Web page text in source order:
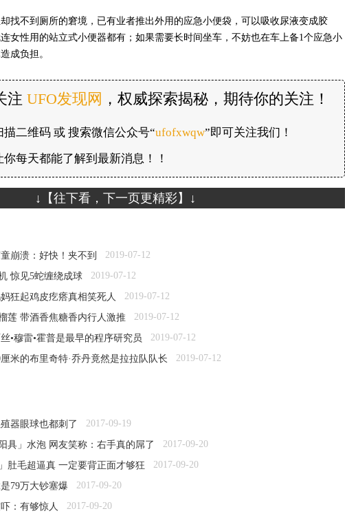
找不到厕所的窘境，已有业者推出外用的应急小便袋，可以吸收尿液变成胶
女性用的站立式小便器都有；如果需要长时间坐车，不妨也在车上备1个应急小
成负担。
注 UFO发现网 ，权威探索揭秘，期待你的关注！
描二维码 或 搜索微信公众号“ufofxwqw”即可关注我们！
你每天都能了解到最新消息！！
↓【往下看，下一页更精彩】↓
崩溃：好快！夹不到 2019-07-12
惊见5蛇缠绕成球 2019-07-12
狂起鸡皮疙瘩真相笑死人 2019-07-12
莲 带酒香焦糖香内行人激推 2019-07-12
•穆雷•霍普是最早的程序研究员 2019-07-12
米的布里奇特·乔丹竟然是拉拉队队长 2019-07-12
器眼球也都刺了 2017-09-19
具」水泡 网友笑称：右手真的屌了 2017-09-20
肚毛超逼真 一定要背正面才够狂 2017-09-20
79万大钞塞爆 2017-09-20
：有够惊人 2017-09-20